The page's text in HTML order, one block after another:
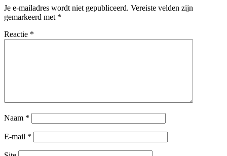
Je e-mailadres wordt niet gepubliceerd. Vereiste velden zijn
gemarkeerd met *
Reactie *
Naam *
E-mail *